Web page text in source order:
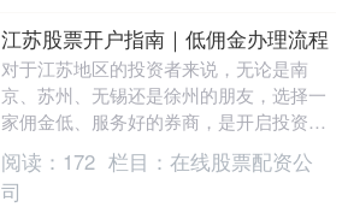
江苏股票开户指南｜低佣金办理流程
对于江苏地区的投资者来说，无论是南
京、苏州、无锡还是徐州的朋友，选择一
家佣金低、服务好的券商，是开启投资之
路的第一步。本文将为你详细梳理江苏股
票开户的全流程，并....
阅读： 172 栏目： 在线股票配资公
司